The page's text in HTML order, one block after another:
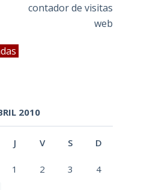
contador de visitas
web
2010
J V S D
1 2 3 4